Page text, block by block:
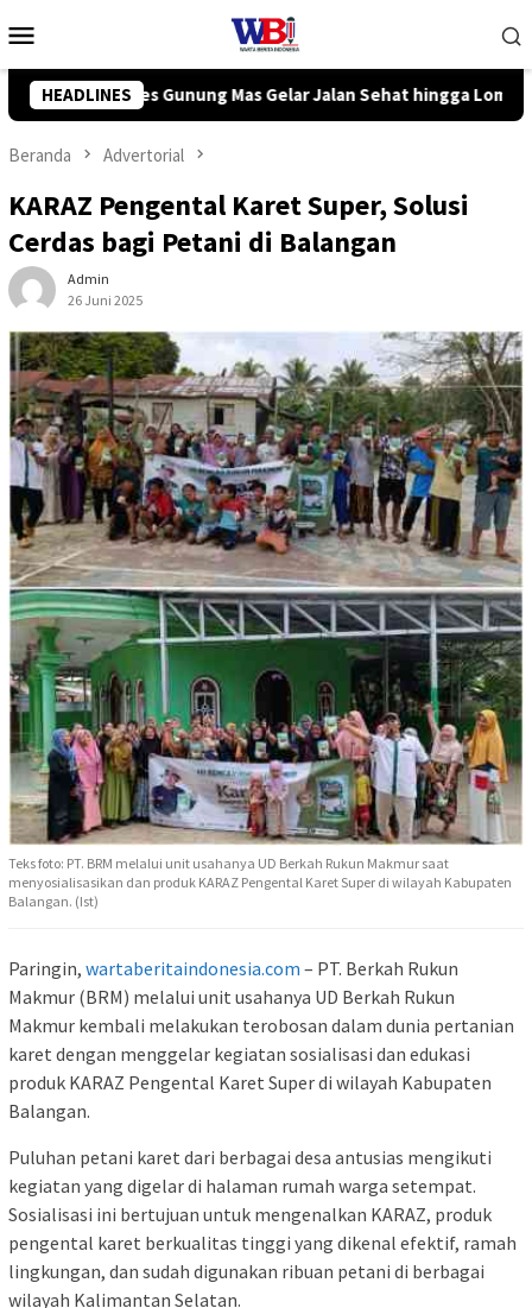
ke
Mobile
HEADLINES
hingga Lomba Tangkap Bebek Komisi III DPRD
Beranda Advertorial
KARAZ Pengental Karet Super, Solusi
Cerdas bagi Petani di Balangan
Admin
26 Juni 2025
Teks foto: PT. BRM melalui unit usahanya UD Berkah Rukun Makmur saat
menyosialisasikan dan produk KARAZ Pengental Karet Super di wilayah Kabupaten
Balangan. (Ist)
Paringin, wartaberitaindonesia.com – PT. Berkah Rukun
Makmur (BRM) melalui unit usahanya UD Berkah Rukun
Makmur kembali melakukan terobosan dalam dunia pertanian
karet dengan menggelar kegiatan sosialisasi dan edukasi
produk KARAZ Pengental Karet Super di wilayah Kabupaten
Balangan.
Puluhan petani karet dari berbagai desa antusias mengikuti
kegiatan yang digelar di halaman rumah warga setempat.
Sosialisasi ini bertujuan untuk mengenalkan KARAZ, produk
pengental karet berkualitas tinggi yang dikenal efektif, ramah
lingkungan, dan sudah digunakan ribuan petani di berbagai
wilayah Kalimantan Selatan.